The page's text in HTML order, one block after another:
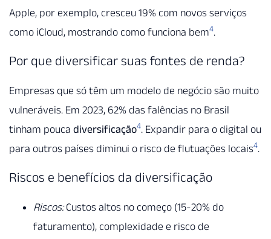
Apple, por exemplo, cresceu 19% com novos serviços
como iCloud, mostrando como funciona bem4.
Por que diversificar suas fontes de renda?
Empresas que só têm um modelo de negócio são muito
vulneráveis. Em 2023, 62% das falências no Brasil
tinham pouca diversificação4. Expandir para o digital ou
para outros países diminui o risco de flutuações locais4.
Riscos e benefícios da diversificação
Riscos:Custos altos no começo (15-20% do
faturamento), complexidade e risco de